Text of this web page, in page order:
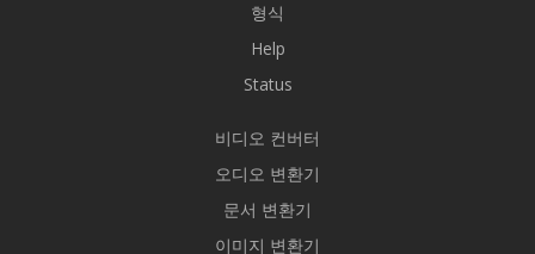
형식
Help
Status
비디오 컨버터
오디오 변환기
문서 변환기
이미지 변환기